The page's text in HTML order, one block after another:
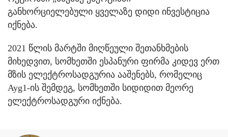
განხორციელებული ყველაზე დიდი ინვესტიცია
იქნება.
2021 წლის მარტში მიღწეული შეთანხმების
მიხედვით, სომხეთში ესპანური ფირმა კიდევ ერთ
მზის ელექტროსადგურია ააშენებს, რომელიც
Ayg1-ის შემდეგ, სომხეთში სიდიდით მეორე
ელექტროსადგური იქნება.